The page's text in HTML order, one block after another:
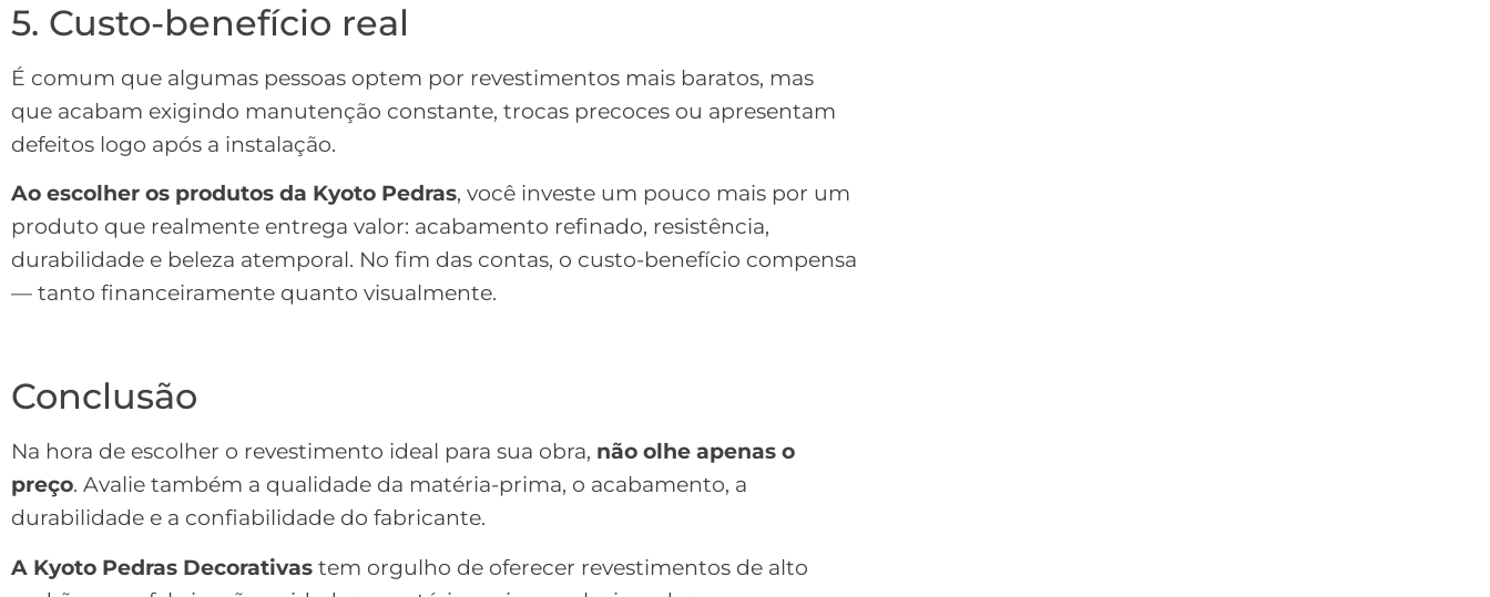
5. Custo-benefício real
É comum que algumas pessoas optem por revestimentos mais baratos, mas
que acabam exigindo manutenção constante, trocas precoces ou apresentam
defeitos logo após a instalação.
Ao escolher os produtos da Kyoto Pedras, você investe um pouco mais por um
produto que realmente entrega valor: acabamento refinado, resistência,
durabilidade e beleza atemporal. No fim das contas, o custo-benefício compensa
— tanto financeiramente quanto visualmente.
Conclusão
Na hora de escolher o revestimento ideal para sua obra, não olhe apenas o
preço. Avalie também a qualidade da matéria-prima, o acabamento, a
durabilidade e a confiabilidade do fabricante.
A Kyoto Pedras Decorativas tem orgulho de oferecer revestimentos de alto